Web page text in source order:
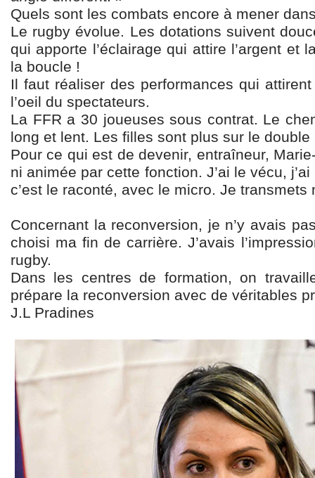
Quels sont les combats encore à mener
Le rugby évolue. Les dotations suivent
qui apporte l’éclairage qui attire l’argent et
la boucle !
Il faut réaliser des performances qui
l’oeil du spectateurs.
La FFR a 30 joueuses sous contrat. Le
long et lent. Les filles sont plus sur le
Pour ce qui est de devenir, entraîneur,
ni animée par cette fonction. J’ai le vécu,
c’est le raconté, avec le micro. Je transmets
Concernant la reconversion, je n’y avais
choisi ma fin de carrière. J’avais
rugby.
Dans les centres de formation, on
prépare la reconversion avec de véritables
J.L Pradines